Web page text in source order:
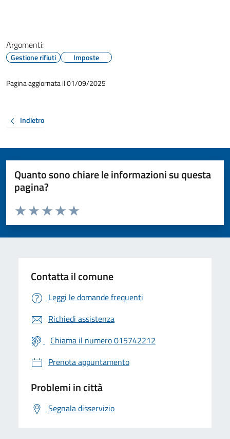
Argomenti:
Gestione rifiuti Imposte
Pagina aggiornata il 01/09/2025
Indietro
Quanto sono chiare le informazioni su questa
pagina?
Valuta da 1 a 5 stelle la pagina
Valuta 5 stelle su 5
Valuta 4 stelle su 5
Valuta 3 stelle su 5
Valuta 2 stelle su 5
Valuta 1 stelle su 5
Contatta il comune
Leggi le domande frequenti
Richiedi assistenza
Chiama il numero 015742212
Prenota appuntamento
Problemi in città
Segnala disservizio